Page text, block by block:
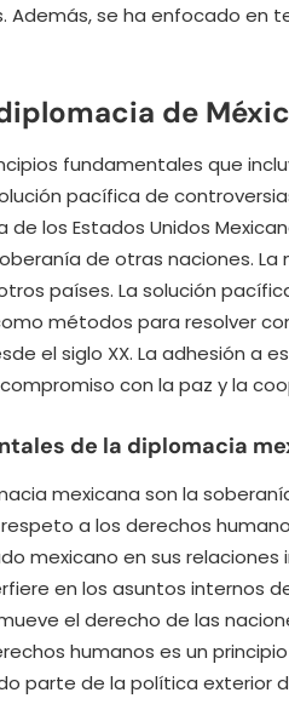
Además, se ha enfocado en
de
fundamentales que
pacífica de
los Estados Unidos
de otras naciones. La
países. La solución
métodos para resolver
el siglo XX. La adhesión a
con la paz y la
de la diplomacia
mexicana son la
a los derechos
mexicano en sus relaciones
en los asuntos internos
el derecho de las
humanos es un
parte de la política exterior